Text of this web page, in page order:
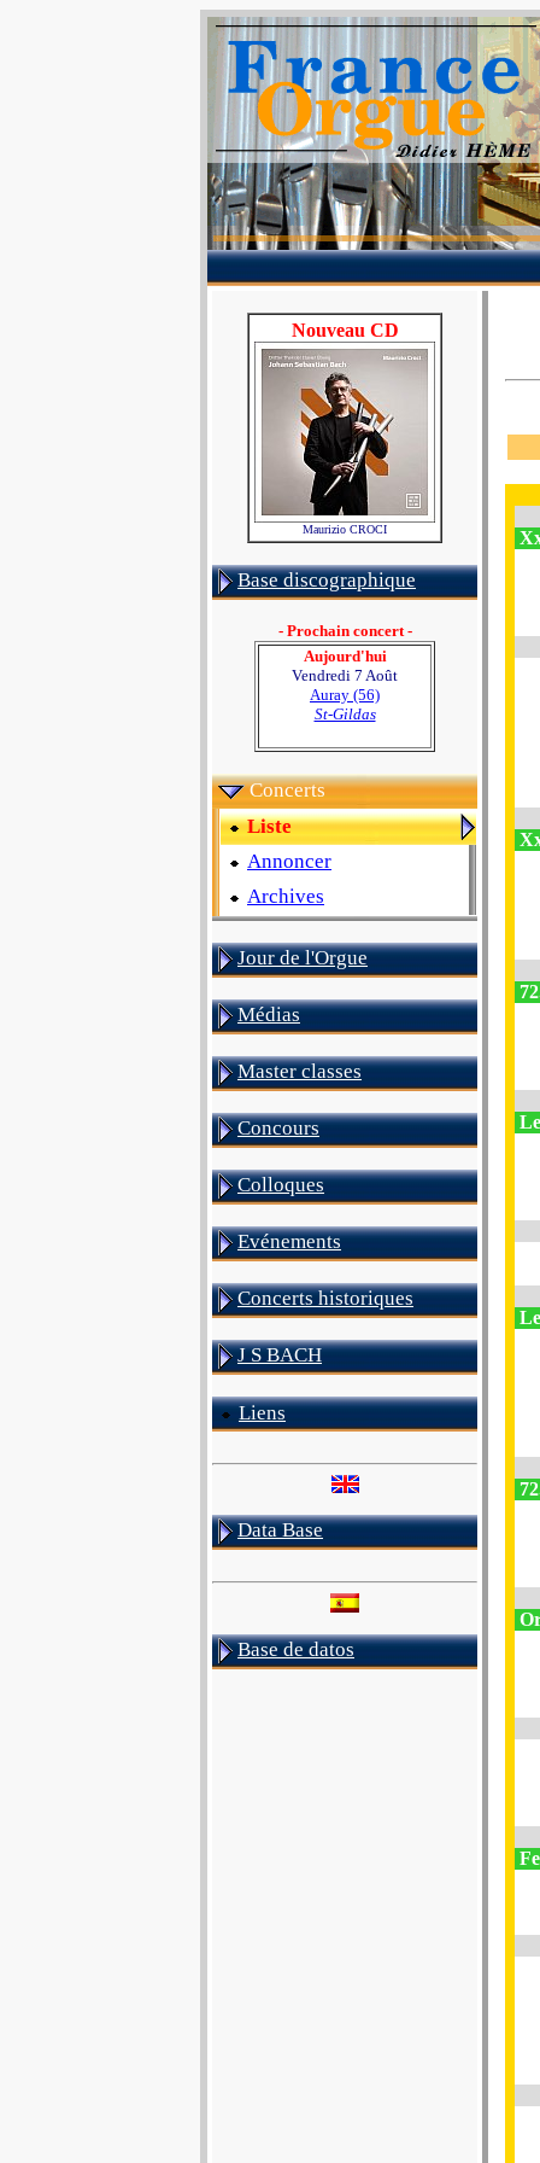
Nouveau CD
Maurizio CROCI
Base discographique
- Prochain concert -
Aujourd'hui
Vendredi 7 Août
Auray (56)
St-Gildas
Concerts
Liste
Annoncer
Archives
Jour de l'Orgue
Médias
Master classes
Concours
Colloques
Evénements
Concerts historiques
J S BACH
Liens
Data Base
Base de datos